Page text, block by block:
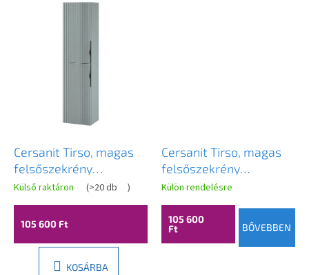
Cersanit Tirso, magas
felsőszekrény
400x302x1600 mm,
matt zöld, S1015-025
Külső raktáron (>20 db )
105 600 Ft
KOSÁRBA
Cersanit Tirso, magas
felsőszekrény
400x302x1600 mm,
matt bézs, S1015-006
Külön rendelésre
105 600
Ft
BŐVEBBEN